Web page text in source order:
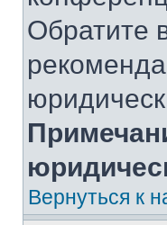
Обратите
Вернуться к